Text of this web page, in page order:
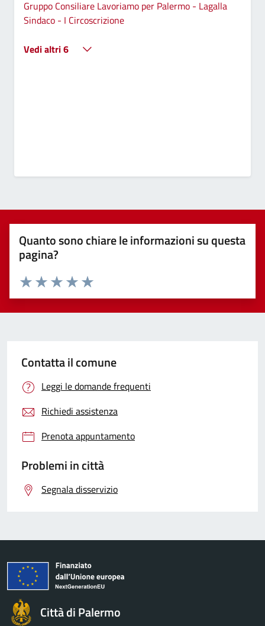
Gruppo Consiliare Lavoriamo per Palermo - Lagalla
Sindaco - I Circoscrizione
Vedi altri 6
Quanto sono chiare le informazioni su questa
pagina?
Valuta 5 stelle su 5
Valuta 4 stelle su 5
Valuta 3 stelle su 5
Valuta 2 stelle su 5
Valuta 1 stelle su 5
Contatta il comune
Leggi le domande frequenti
Richiedi assistenza
Prenota appuntamento
Problemi in città
Segnala disservizio
Città di Palermo